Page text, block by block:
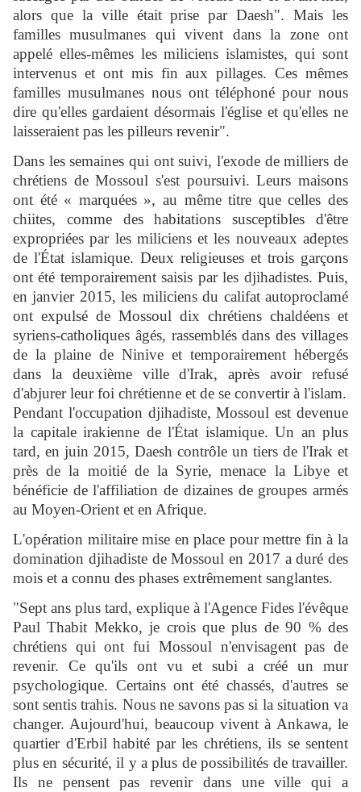
alors que la ville était prise par Daesh". Mais les
familles musulmanes qui vivent dans la zone ont
appelé elles-mêmes les miliciens islamistes, qui sont
intervenus et ont mis fin aux pillages. Ces mêmes
familles musulmanes nous ont téléphoné pour nous
dire qu'elles gardaient désormais l'église et qu'elles ne
laisseraient pas les pilleurs revenir".
Dans les semaines qui ont suivi, l'exode de milliers de
chrétiens de Mossoul s'est poursuivi. Leurs maisons
ont été « marquées », au même titre que celles des
chiites, comme des habitations susceptibles d'être
expropriées par les miliciens et les nouveaux adeptes
de l'État islamique. Deux religieuses et trois garçons
ont été temporairement saisis par les djihadistes. Puis,
en janvier 2015, les miliciens du califat autoproclamé
ont expulsé de Mossoul dix chrétiens chaldéens et
syriens-catholiques âgés, rassemblés dans des villages
de la plaine de Ninive et temporairement hébergés
dans la deuxième ville d'Irak, après avoir refusé
d'abjurer leur foi chrétienne et de se convertir à l'islam.
Pendant l'occupation djihadiste, Mossoul est devenue
la capitale irakienne de l'État islamique. Un an plus
tard, en juin 2015, Daesh contrôle un tiers de l'Irak et
près de la moitié de la Syrie, menace la Libye et
bénéficie de l'affiliation de dizaines de groupes armés
au Moyen-Orient et en Afrique.
L'opération militaire mise en place pour mettre fin à la
domination djihadiste de Mossoul en 2017 a duré des
mois et a connu des phases extrêmement sanglantes.
"Sept ans plus tard, explique à l'Agence Fides l'évêque
Paul Thabit Mekko, je crois que plus de 90 % des
chrétiens qui ont fui Mossoul n'envisagent pas de
revenir. Ce qu'ils ont vu et subi a créé un mur
psychologique. Certains ont été chassés, d'autres se
sont sentis trahis. Nous ne savons pas si la situation va
changer. Aujourd'hui, beaucoup vivent à Ankawa, le
quartier d'Erbil habité par les chrétiens, ils se sentent
plus en sécurité, il y a plus de possibilités de travailler.
Ils ne pensent pas revenir dans une ville qui a